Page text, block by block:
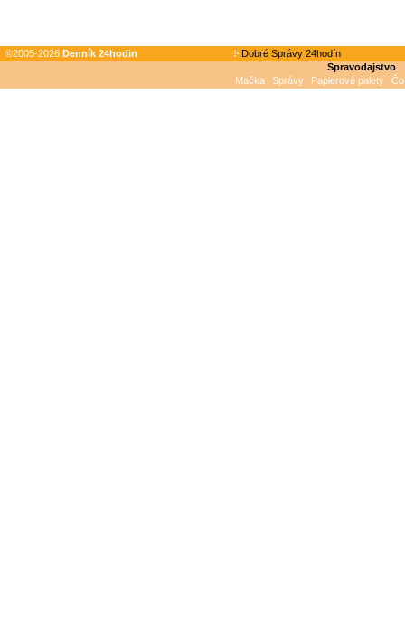
©2005-2026 Denník 24hodin
Dobré Správy 24hodín
Spravodajstvo
Mačka
Správy Papierové palety